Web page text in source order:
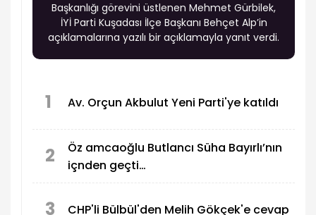
Başkanlığı görevini üstlenen Mehmet Gürbilek,
İYİ Parti Kuşadası İlçe Başkanı Behçet Alp’in
açıklamalarına yazılı bir açıklamayla yanıt verdi.
1 Av. Orçun Akbulut Yeni Parti'ye katıldı
2
Öz amcaoğlu Butlancı Süha Bayırlı’nın
içnden geçti…
3 CHP'li Bülbül'den Melih Gökçek'e cevap